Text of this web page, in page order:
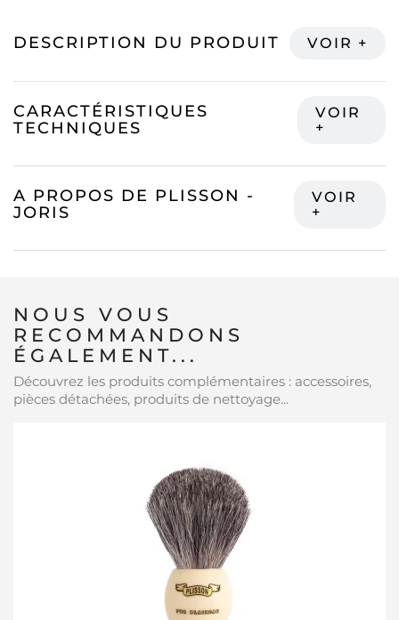
DESCRIPTION DU PRODUIT
CARACTÉRISTIQUES
TECHNIQUES
A PROPOS DE PLISSON -
JORIS
NOUS VOUS
RECOMMANDONS
ÉGALEMENT...
Découvrez les produits complémentaires : accessoires,
pièces détachées, produits de nettoyage...